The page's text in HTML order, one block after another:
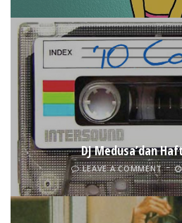
DJ Medusa’dan
LEAVE A COMMENT